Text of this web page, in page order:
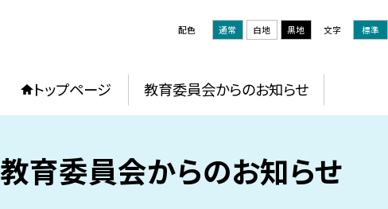
配色 通常 白地 黒地 文字 標準
トップページ 教育委員会からのお知らせ
教育委員会からのお知らせ